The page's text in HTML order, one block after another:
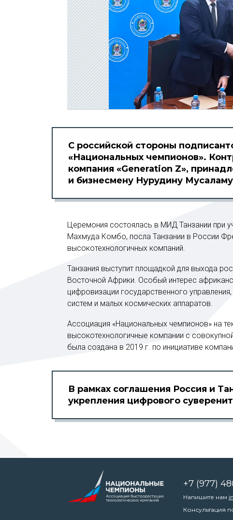
С российской стороны
«Национальных чемпионов».
компания «Generation Z»,
и бизнесмену Нурудину
Церемония состоялась в МИД Танзании при
Махмуда Комбо, посла Танзании в России
высокотехнологичных компаний.
Танзания выступит площадкой для выхода
Восточной Африки. Особый интерес
цифровизации государственного
систем и малых космических аппаратов.
Ассоциация «Национальных чемпионов» на
высокотехнологичные компании с
была создана в 2019 г. по инициативе
В рамках соглашения Россия и
укрепления цифрового
+7 (977)
Напишите нам
Консультация